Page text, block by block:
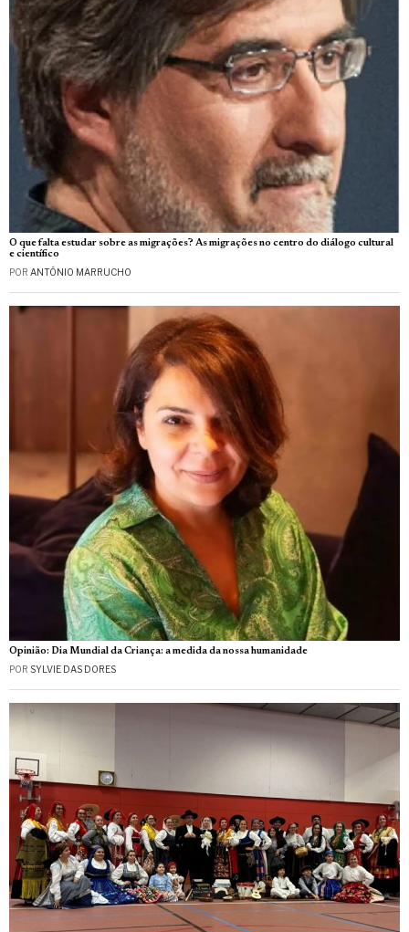
O que falta estudar sobre as migrações? As migrações no centro do diálogo cultural
e científico
POR ANTÓNIO MARRUCHO
Opinião: Dia Mundial da Criança: a medida da nossa humanidade
POR SYLVIE DAS DORES